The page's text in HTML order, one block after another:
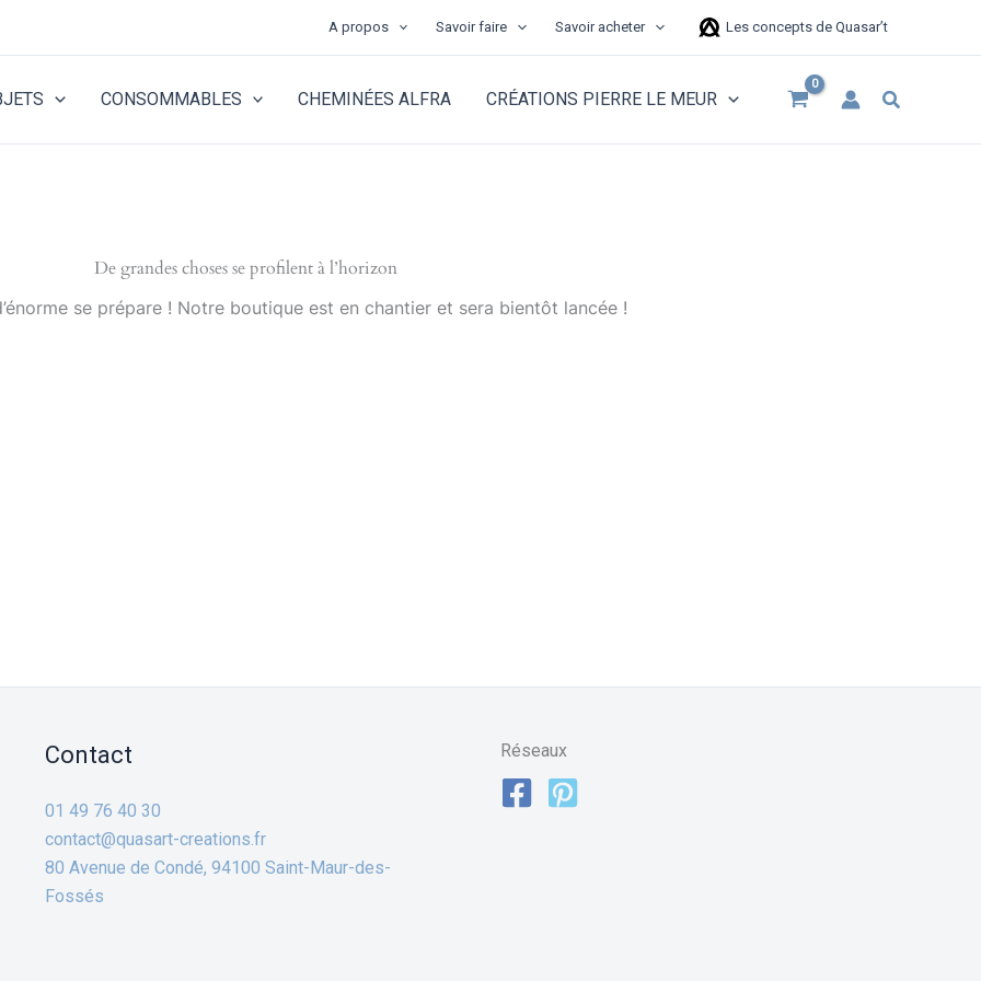
A propos Savoir faire Savoir acheter Les concepts de Quasar’t
CONSOMMABLES CHEMINÉES ALFRA CRÉATIONS PIERRE LE MEUR
De grandes choses se profilent à l’horizon
se prépare ! Notre boutique est en chantier et sera bientôt lancée !
Contact
01 49 76 40 30
contact@quasart-creations.fr
80 Avenue de Condé, 94100 Saint-Maur-des-
Fossés
Réseaux